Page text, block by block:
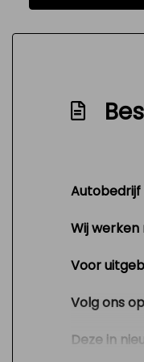
Keyless
Autobedrijf
Wij
Voor
Volg ons
Deze in